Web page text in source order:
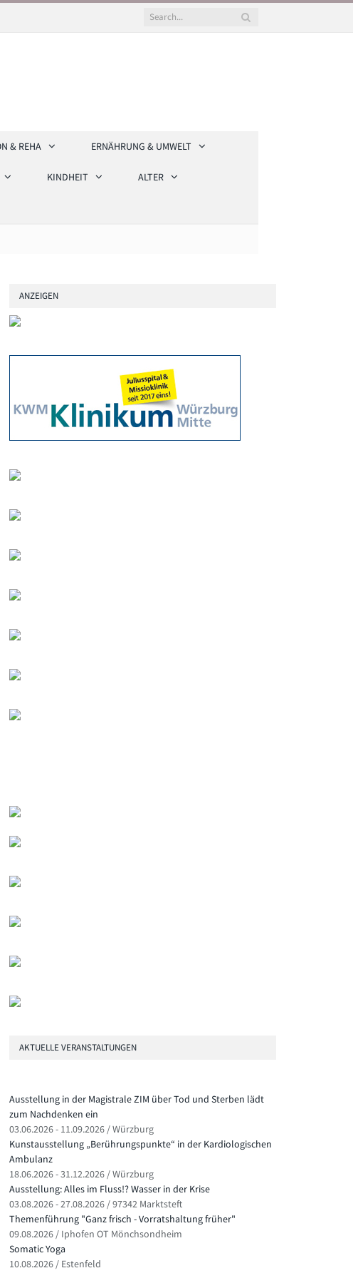
& REHA ERNÄHRUNG & UMWELT
KINDHEIT ALTER
ANZEIGEN
AKTUELLE VERANSTALTUNGEN
Ausstellung in der Magistrale ZIM über Tod und Sterben lädt
zum Nachdenken ein
03.06.2026 - 11.09.2026 / Würzburg
Kunstausstellung „Berührungspunkte“ in der Kardiologischen
Ambulanz
18.06.2026 - 31.12.2026 / Würzburg
Ausstellung: Alles im Fluss!? Wasser in der Krise
03.08.2026 - 27.08.2026 / 97342 Marktsteft
Themenführung "Ganz frisch - Vorratshaltung früher"
09.08.2026 / Iphofen OT Mönchsondheim
Somatic Yoga
10.08.2026 / Estenfeld